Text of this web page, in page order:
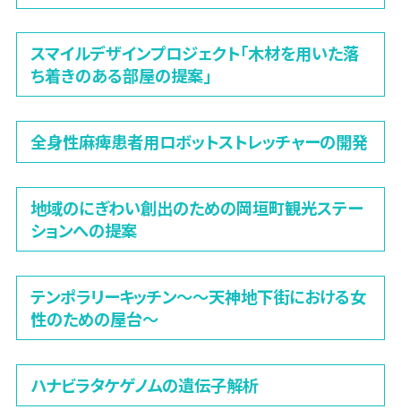
スマイルデザインプロジェクト「木材を用いた落
ち着きのある部屋の提案」
全身性麻痺患者用ロボットストレッチャーの開発
地域のにぎわい創出のための岡垣町観光ステー
ションへの提案
テンポラリーキッチン〜～天神地下街における女
性のための屋台〜
ハナビラタケゲノムの遺伝子解析